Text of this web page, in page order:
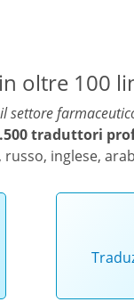
oltre 100
settore
traduttori
inglese,